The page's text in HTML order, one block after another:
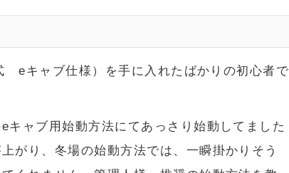
eキャブ仕様）を手に入れたばかりの初心者で
キャブ用始動方法にてあっさり始動してました
がり、冬場の始動方法では、一瞬掛かりそう